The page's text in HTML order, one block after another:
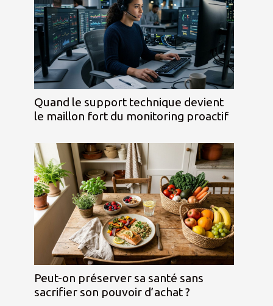
Quand le support technique devient
le maillon fort du monitoring proactif
Peut-on préserver sa santé sans
sacrifier son pouvoir d’achat ?